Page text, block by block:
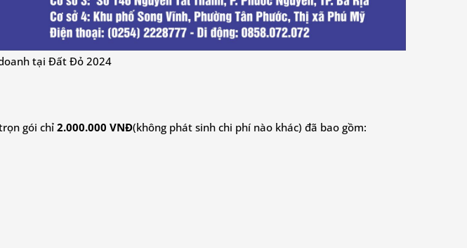
tại Đất Đỏ 2024
gói chỉ 2.000.000 VNĐ(không phát sinh chi phí nào khác) đã bao gồm: